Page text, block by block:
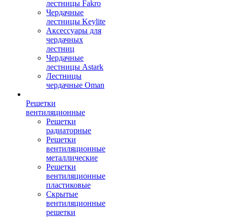
лестницы Fakro
Чердачные
лестницы Keylite
Аксессуары для
чердачных
лестниц
Чердачные
лестницы Astark
Лестницы
чердачные Oman
Решетки
вентиляционные
Решетки
радиаторные
Решетки
вентиляционные
металлические
Решетки
вентиляционные
пластиковые
Скрытые
вентиляционные
решетки